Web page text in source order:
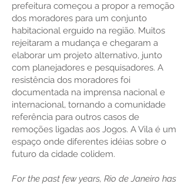
prefeitura começou a propor a remoção
dos moradores para um conjunto
habitacional erguido na região. Muitos
rejeitaram a mudança e chegaram a
elaborar um projeto alternativo, junto
com planejadores e pesquisadores. A
resistência dos moradores foi
documentada na imprensa nacional e
internacional, tornando a comunidade
referência para outros casos de
remoções ligadas aos Jogos. A Vila é um
espaço onde diferentes idéias sobre o
futuro da cidade colidem.
For the past few years, Rio de Janeiro has